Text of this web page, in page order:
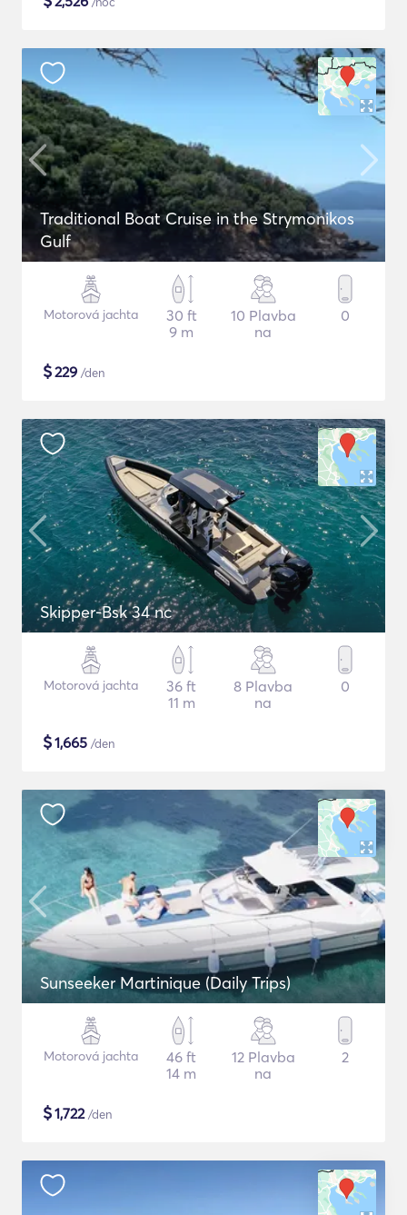
Traditional Boat Cruise in the Strymonikos
Gulf
Motorová jachta
30 ft
9 m
10 Plavba
na
0
$229 /den
Skipper-Bsk 34 nc
Motorová jachta
36 ft
11 m
8 Plavba
na
0
$1,665 /den
Sunseeker Martinique (Daily Trips)
Motorová jachta
46 ft
14 m
12 Plavba
na
2
$1,722/den